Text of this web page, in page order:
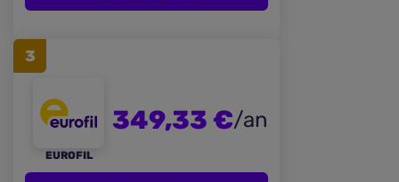
3
EUROFIL
349,33 €/an